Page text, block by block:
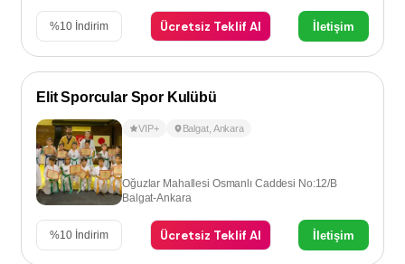
%10 İndirim Ücretsiz Teklif Al İletişim
Elit Sporcular Spor Kulübü
VIP+ Balgat, Ankara
Oğuzlar Mahallesi Osmanlı Caddesi No:12/B
Balgat-Ankara
%10 İndirim Ücretsiz Teklif Al İletişim